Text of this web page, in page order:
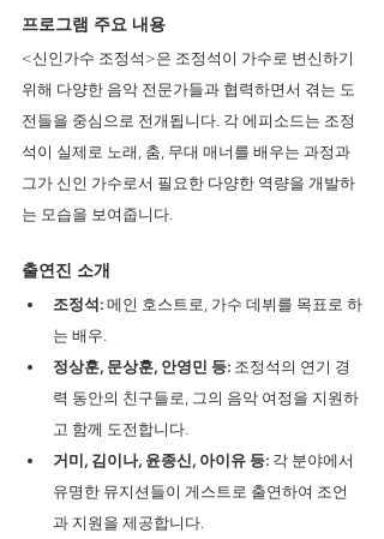
프로그램 주요 내용
<신인가수 조정석>은 조정석이 가수로 변신하기
위해 다양한 음악 전문가들과 협력하면서 겪는 도
전들을 중심으로 전개됩니다. 각 에피소드는 조정
석이 실제로 노래, 춤, 무대 매너를 배우는 과정과
그가 신인 가수로서 필요한 다양한 역량을 개발하
는 모습을 보여줍니다.
출연진 소개
조정석: 메인 호스트로, 가수 데뷔를 목표로 하
는 배우.
정상훈, 문상훈, 안영민 등: 조정석의 연기 경
력 동안의 친구들로, 그의 음악 여정을 지원하
고 함께 도전합니다.
거미, 김이나, 윤종신, 아이유 등: 각 분야에서
유명한 뮤지션들이 게스트로 출연하여 조언
과 지원을 제공합니다.